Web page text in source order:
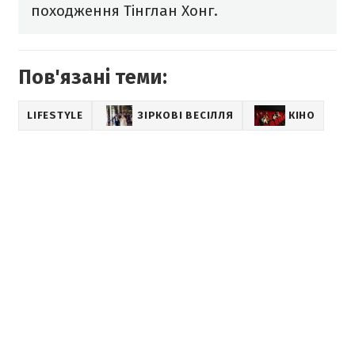
походження Тінглан Хонг.
Пов'язані теми:
LIFESTYLE ЗІРКОВІ ВЕСІЛЛЯ КІНО